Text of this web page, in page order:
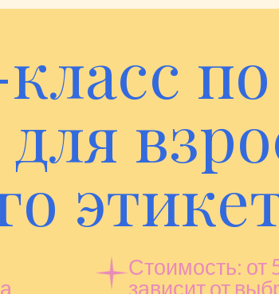
для
Стоимость: от
зависит от